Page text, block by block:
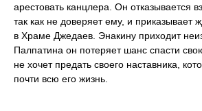
арестовать канцлера. Он отказывается
так как не доверяет ему, и приказывает
в Храме Джедаев. Энакину приходит
Палпатина он потеряет шанс спасти
не хочет предать своего наставника,
почти всю его жизнь.